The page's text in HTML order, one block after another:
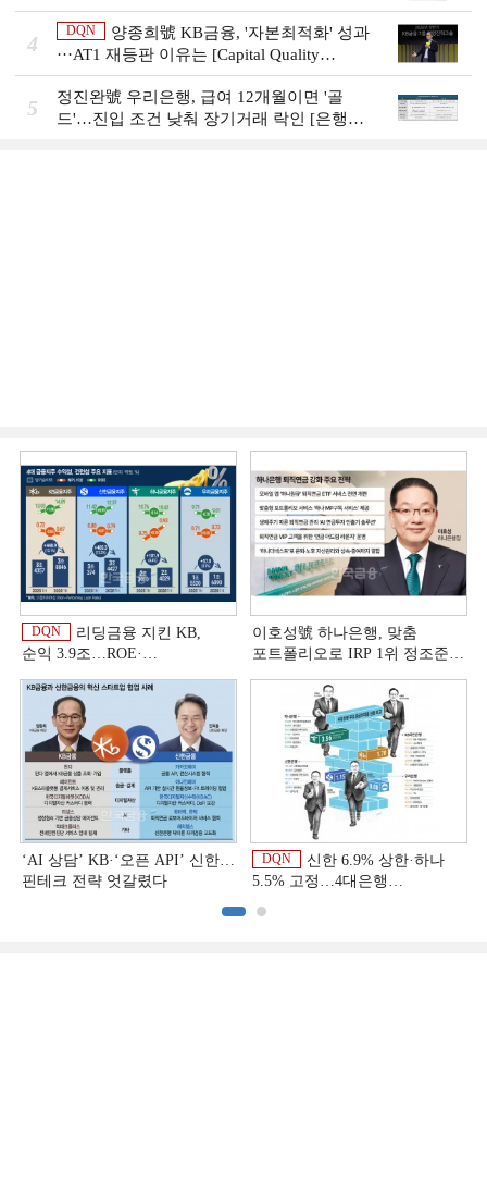
그룹의 꿈①]
4
DQN
양종희號 KB금융, '자본최적화' 성과
···AT1 재등판 이유는 [Capital Quality
Review]]
5
정진완號 우리은행, 급여 12개월이면 '골
드'…진입 조건 낮춰 장기거래 락인 [은행권
DQN
리딩금융 지킨 KB,
순익 3.9조…ROE·
상반기 금융 리그테이블]
이호성號 하나은행, 맞춤
포트폴리오로 IRP 1위 정조준
‘AI 상담’ KB·‘오픈 API’ 신한…
핀테크 전략 엇갈렸다
DQN
신한 6.9% 상한·하나
5.5% 고정…4대은행